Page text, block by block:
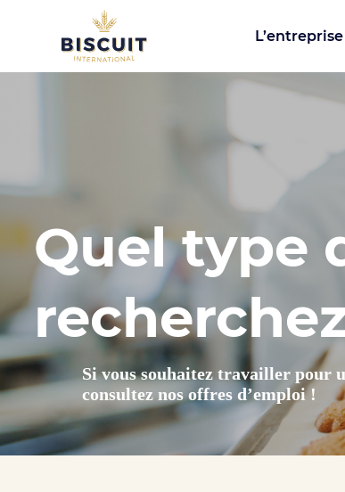
Aller au contenu L’entreprise
Quel type
Si vous souhaitez travailler pour
consultez nos offres d’emploi !